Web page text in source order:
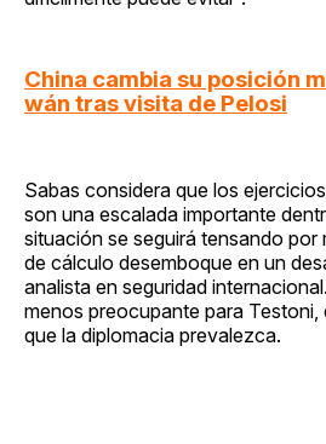
China cambia su posición
wán tras visita de Pelosi
Sabas considera que los
son una escalada importante
situación se seguirá tensando por
de cálculo desemboque en un
analista en seguridad
menos preocupante para
que la diplomacia prevalezca.